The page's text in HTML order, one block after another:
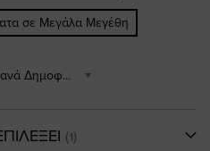
σε Μεγάλα Μεγέθη
Ταξινόμηση ανά Δημοφιλέστερα